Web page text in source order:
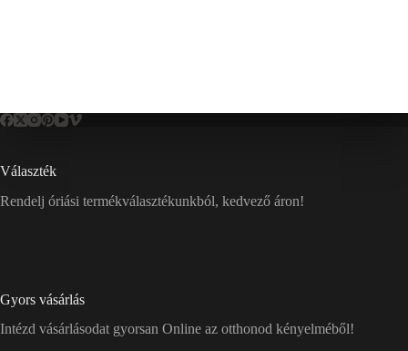
Választék
Rendelj óriási termékválasztékunkból, kedvező áron!
Gyors vásárlás
Intézd vásárlásodat gyorsan Online az otthonod kényelméből!